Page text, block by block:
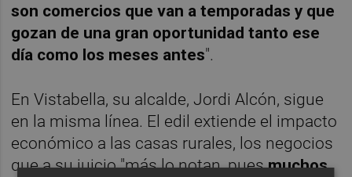
son comercios que van a temporadas y que
gozan de una gran oportunidad tanto ese
día como los meses antes".
En Vistabella, su alcalde, Jordi Alcón, sigue
en la misma línea. El edil extiende el impacto
económico a las casas rurales, los negocios
que a su juicio "más lo notan, puesmuchos